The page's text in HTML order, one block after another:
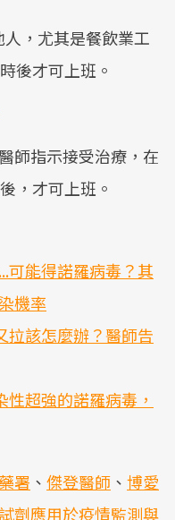
，尤其是餐飲業工
後才可上班。
師指示接受治療，在
，才可上班。
可能得諾羅病毒？其
機率
拉該怎麼辦？醫師告
超強的諾羅病毒，
署 、 傑登醫師 、 博愛
劑應用於疫情監測與